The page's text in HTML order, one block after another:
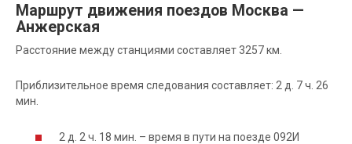
Маршрут движения поездов Москва —
Анжерская
Расстояние между станциями составляет 3257 км.
Приблизительное время следования составляет: 2 д. 7 ч. 26
мин.
2 д. 2 ч. 18 мин. – время в пути на поезде 092И